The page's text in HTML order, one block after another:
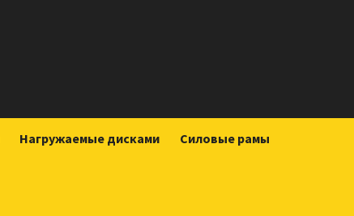
Нагружаемые дисками Силовые рамы